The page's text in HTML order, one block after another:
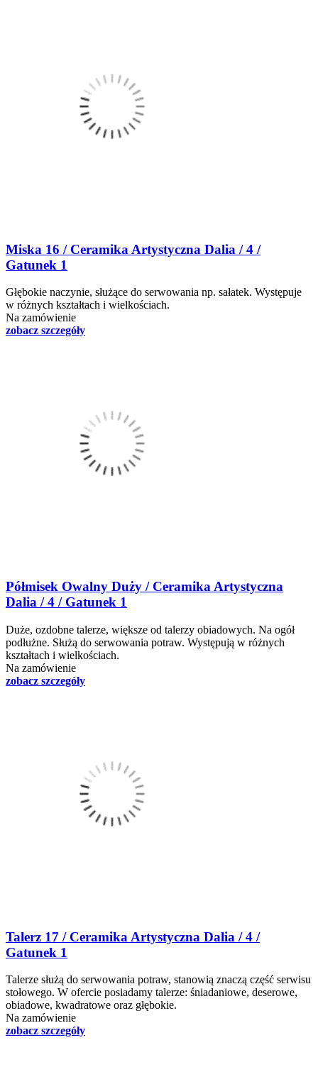
Miska 16 / Ceramika Artystyczna Dalia / 4 /
Gatunek 1
Głębokie naczynie, służące do serwowania np. sałatek. Występuje
w różnych kształtach i wielkościach.
Na zamówienie
zobacz szczegóły
Półmisek Owalny Duży / Ceramika Artystyczna
Dalia / 4 / Gatunek 1
Duże, ozdobne talerze, większe od talerzy obiadowych. Na ogół
podłużne. Służą do serwowania potraw. Występują w różnych
kształtach i wielkościach.
Na zamówienie
zobacz szczegóły
Talerz 17 / Ceramika Artystyczna Dalia / 4 /
Gatunek 1
Talerze służą do serwowania potraw, stanowią znaczą część serwisu
stołowego. W ofercie posiadamy talerze: śniadaniowe, deserowe,
obiadowe, kwadratowe oraz głębokie.
Na zamówienie
zobacz szczegóły